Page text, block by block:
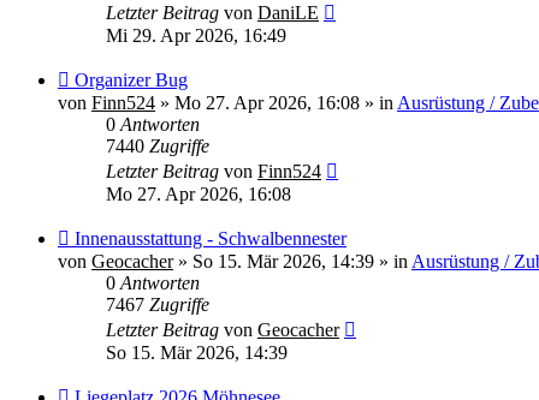
Letzter Beitrag von DaniLE
Mi 29. Apr 2026, 16:49
Neuer
Beitrag
Organizer Bug
von Finn524 » Mo 27. Apr 2026, 16:08 » in Ausrüstung /
0 Antworten
7440 Zugriffe
Letzter Beitrag von Finn524
Mo 27. Apr 2026, 16:08
Neuer
Beitrag
Innenausstattung - Schwalbennester
von Geocacher» So 15. Mär 2026, 14:39 » in Ausrüstung /
0 Antworten
7467 Zugriffe
Letzter Beitrag von Geocacher
So 15. Mär 2026, 14:39
Neuer